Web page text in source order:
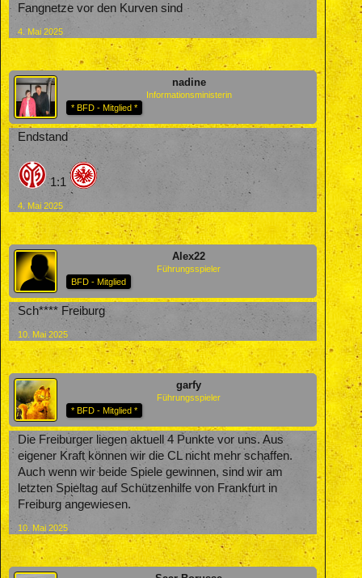
Fangnetze vor den Kurven sind
4. Mai 2025
nadine
Informationsministerin
* BFD - Mitglied *
Endstand
1:1
4. Mai 2025
Alex22
Führungsspieler
BFD - Mitglied
Sch**** Freiburg
10. Mai 2025
garfy
Führungsspieler
* BFD - Mitglied *
Die Freiburger liegen aktuell 4 Punkte vor uns. Aus
eigener Kraft können wir die CL nicht mehr schaffen.
Auch wenn wir beide Spiele gewinnen, sind wir am
letzten Spieltag auf Schützenhilfe von Frankfurt in
Freiburg angewiesen.
10. Mai 2025